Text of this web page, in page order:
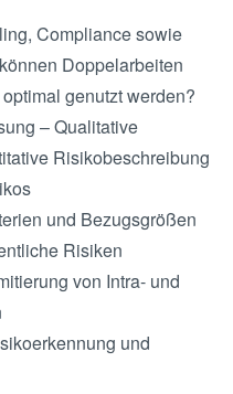
Compliance sowie
Doppelarbeiten
genutzt werden?
– Qualitative
Risikobeschreibung
und Bezugsgrößen
Risiken
von Intra- und
und